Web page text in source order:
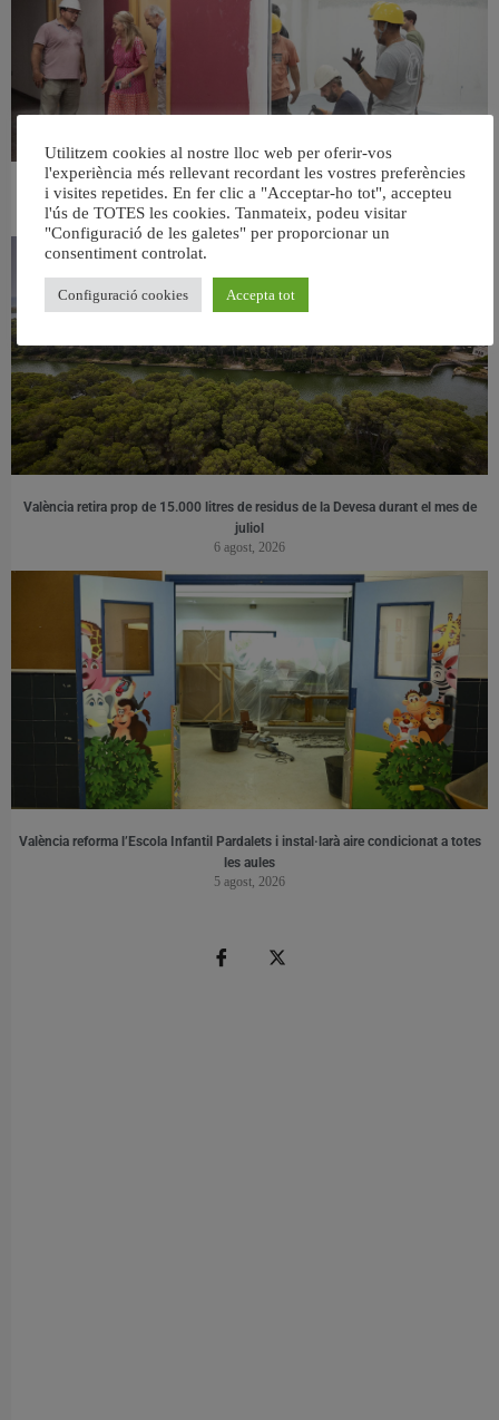
València ultima el nou centre per a persones majors del barri de Sant Antoni
6 agost, 2026
València retira prop de 15.000 litres de residus de la Devesa durant el mes de
juliol
6 agost, 2026
València reforma l’Escola Infantil Pardalets i instal·larà aire condicionat a totes
les aules
5 agost, 2026
Utilitzem cookies al nostre lloc web per oferir-vos
l'experiència més rellevant recordant les vostres preferències
i visites repetides. En fer clic a "Acceptar-ho tot", accepteu
l'ús de TOTES les cookies. Tanmateix, podeu visitar
"Configuració de les galetes" per proporcionar un
consentiment controlat.
Configuració cookies Accepta tot